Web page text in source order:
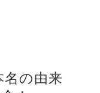
の由来